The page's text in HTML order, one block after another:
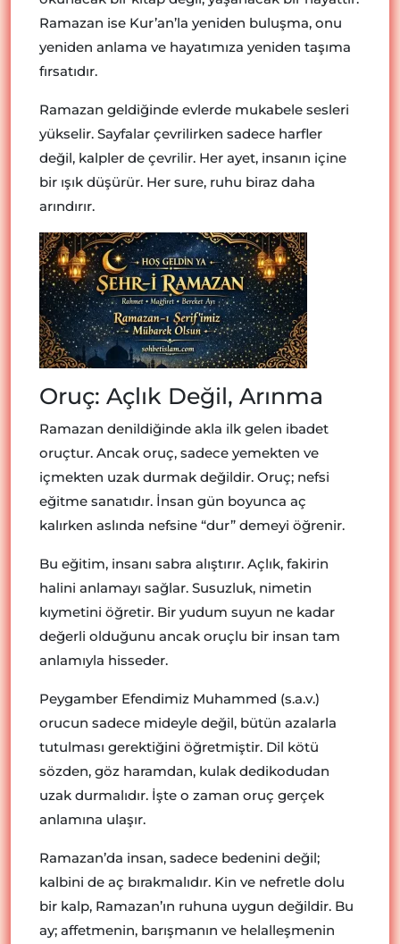
Ramazan ise Kur’an’la yeniden buluşma, onu
yeniden anlama ve hayatımıza yeniden taşıma
fırsatıdır.
Ramazan geldiğinde evlerde mukabele sesleri
yükselir. Sayfalar çevrilirken sadece harfler
değil, kalpler de çevrilir. Her ayet, insanın içine
bir ışık düşürür. Her sure, ruhu biraz daha
arındırır.
Oruç: Açlık Değil, Arınma
Ramazan denildiğinde akla ilk gelen ibadet
oruçtur. Ancak oruç, sadece yemekten ve
içmekten uzak durmak değildir. Oruç; nefsi
eğitme sanatıdır. İnsan gün boyunca aç
kalırken aslında nefsine “dur” demeyi öğrenir.
Bu eğitim, insanı sabra alıştırır. Açlık, fakirin
halini anlamayı sağlar. Susuzluk, nimetin
kıymetini öğretir. Bir yudum suyun ne kadar
değerli olduğunu ancak oruçlu bir insan tam
anlamıyla hisseder.
Peygamber Efendimiz Muhammed (s.a.v.)
orucun sadece mideyle değil, bütün azalarla
tutulması gerektiğini öğretmiştir. Dil kötü
sözden, göz haramdan, kulak dedikodudan
uzak durmalıdır. İşte o zaman oruç gerçek
anlamına ulaşır.
Ramazan’da insan, sadece bedenini değil;
kalbini de aç bırakmalıdır. Kin ve nefretle dolu
bir kalp, Ramazan’ın ruhuna uygun değildir. Bu
ay; affetmenin, barışmanın ve helalleşmenin